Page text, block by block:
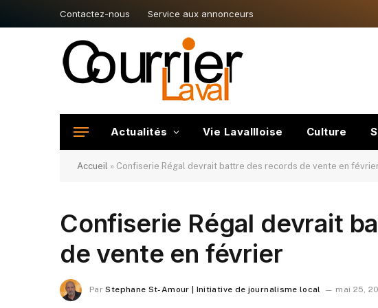
Contactez-nous Service aux annonceurs
Actualités Vie Lavallloise Culture
Accueil » Confiserie Régal devrait battre des records de vente en
Confiserie Régal devrait
de vente en février
Par Stephane St-Amour | Initiative de journalisme local mai 25,